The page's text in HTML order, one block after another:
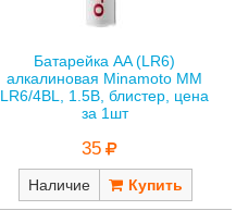
Батарейка AA (LR6)
алкалиновая Minamoto MM
LR6/4BL, 1.5В, блистер, цена
за 1шт
35
Наличие